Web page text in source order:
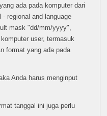
ada pada komputer dari
regional and language
mask "dd/mm/yyyy",
user, termasuk
format yang ada pada
Anda harus menginput
tanggal ini juga perlu